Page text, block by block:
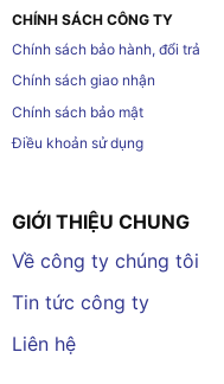
CHÍNH SÁCH CÔNG TY
Chính sách bảo hành, đổi trả
Chính sách giao nhận
Chính sách bảo mật
Điều khoản sử dụng
GIỚI THIỆU CHUNG
Về công ty chúng tôi
Tin tức công ty
Liên hệ